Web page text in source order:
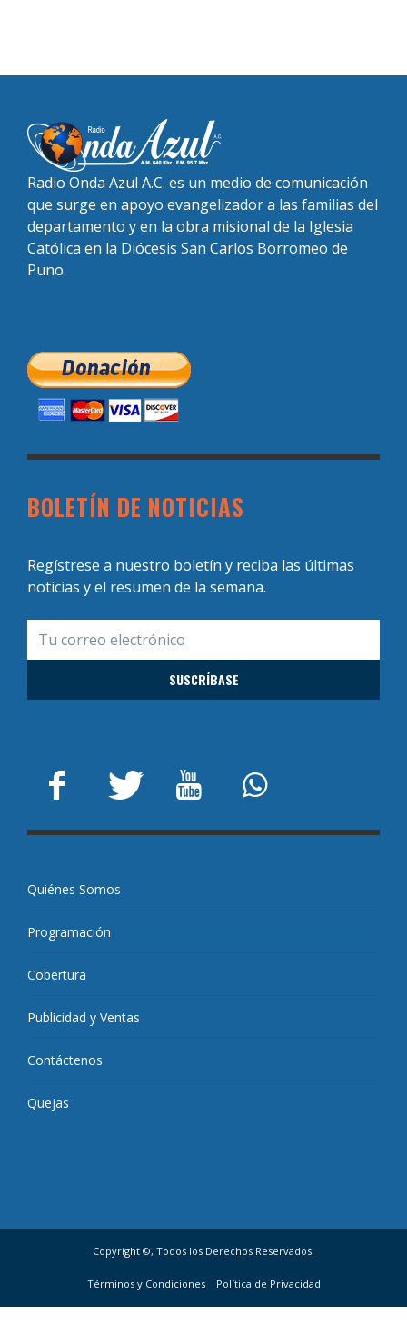
Radio Onda Azul A.C. es un medio de comunicación
que surge en apoyo evangelizador a las familias del
departamento y en la obra misional de la Iglesia
Católica en la Diócesis San Carlos Borromeo de
Puno.
BOLETÍN DE NOTICIAS
Regístrese a nuestro boletín y reciba las últimas
noticias y el resumen de la semana.
Quiénes Somos
Programación
Cobertura
Publicidad y Ventas
Contáctenos
Quejas
Copyright ©, Todos los Derechos Reservados.
Términos y Condiciones Política de Privacidad